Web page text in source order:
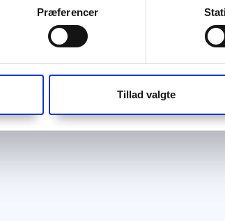
Præferencer
Tillad valgte